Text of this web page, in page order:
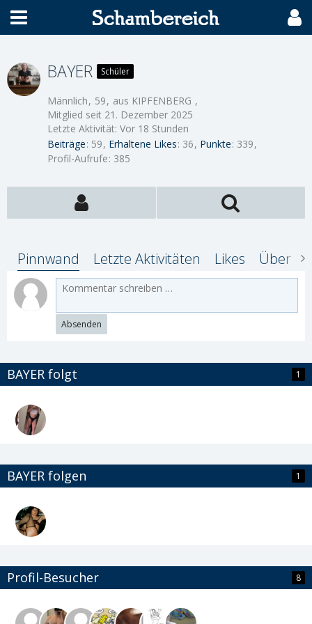
BAYER Schüler
Männlich 59
aus KIPFENBERG
Mitglied seit 21. Dezember 2025
Letzte Aktivität: Vor 18 Stunden
Beiträge 59 Erhaltene Likes 36 Punkte 339
Profil-Aufrufe 385
Pinnwand Letzte Aktivitäten Likes Über
Absenden
BAYER folgt 1
BAYER folgen 1
Profil-Besucher 8